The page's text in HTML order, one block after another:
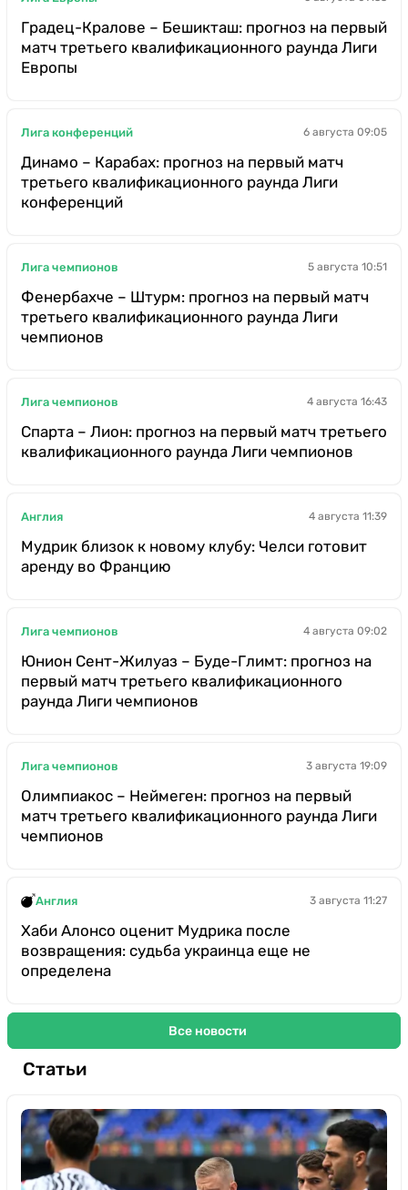
Градец-Кралове – Бешикташ: прогноз на первый
матч третьего квалификационного раунда Лиги
Европы
Лига конференций 6 августа 09:05
Динамо – Карабах: прогноз на первый матч
третьего квалификационного раунда Лиги
конференций
Лига чемпионов 5 августа 10:51
Фенербахче – Штурм: прогноз на первый матч
третьего квалификационного раунда Лиги
чемпионов
Лига чемпионов 4 августа 16:43
Спарта – Лион: прогноз на первый матч третьего
квалификационного раунда Лиги чемпионов
Англия 4 августа 11:39
Мудрик близок к новому клубу: Челси готовит
аренду во Францию
Лига чемпионов 4 августа 09:02
Юнион Сент-Жилуаз – Буде-Глимт: прогноз на
первый матч третьего квалификационного
раунда Лиги чемпионов
Лига чемпионов 3 августа 19:09
Олимпиакос – Неймеген: прогноз на первый
матч третьего квалификационного раунда Лиги
чемпионов
Англия 3 августа 11:27
Хаби Алонсо оценит Мудрика после
возвращения: судьба украинца еще не
определена
Все новости
Статьи